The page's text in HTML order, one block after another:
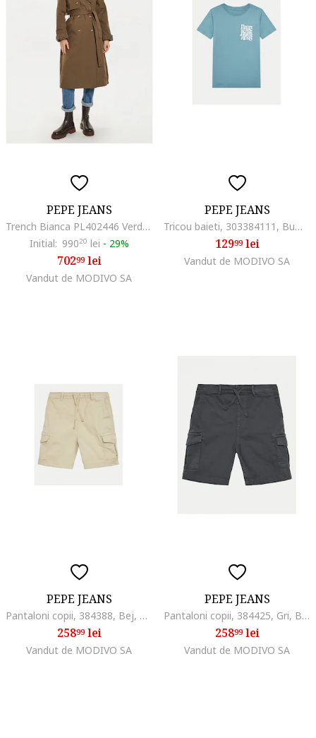
PEPE JEANS
Trench Bianca PL402446 Verde Regular Fit, Poliester
Initial: 99020 lei - 29%
70299lei
Vandut de MODIVO SA
PEPE JEANS
Tricou baieti, 303384111, Bumbac, Albastru, Albastru
12999lei
Vandut de MODIVO SA
PEPE JEANS
Pantaloni copii, 384388, Bej, Bumbac,
25899lei
Vandut de MODIVO SA
PEPE JEANS
Pantaloni copii, 384425, Gri, Bumbac
25899lei
Vandut de MODIVO SA